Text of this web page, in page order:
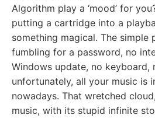
Algorithm play a ‘mood’ for
putting a cartridge into a
something magical. The simple
fumbling for a password, no
Windows update, no keyboard,
unfortunately, all your music is
nowadays. That wretched
music, with its stupid infinite